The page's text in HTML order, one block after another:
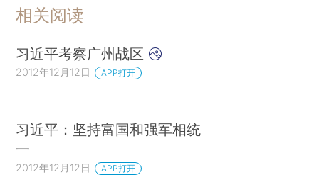
相关阅读
习近平考察广州战区
2012年12月12日 APP打开
习近平：坚持富国和强军相统
一
2012年12月12日 APP打开